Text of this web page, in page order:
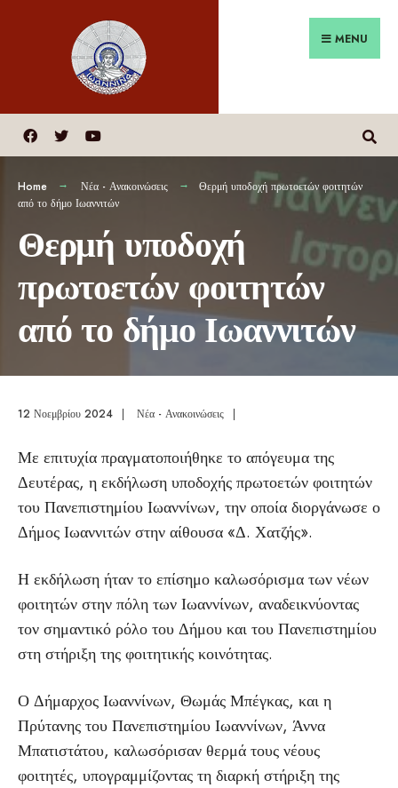
MENU
Home Νέα - Ανακοινώσεις
Θερμή υποδοχή πρωτοετών φοιτητών
από το δήμο Ιωαννιτών
Θερμή υποδοχή
πρωτοετών φοιτητών
από το δήμο Ιωαννιτών
12 Νοεμβρίου 2024 | Νέα - Ανακοινώσεις |
Με επιτυχία πραγματοποιήθηκε το απόγευμα της
Δευτέρας, η εκδήλωση υποδοχής πρωτοετών φοιτητών
του Πανεπιστημίου Ιωαννίνων, την οποία διοργάνωσε ο
Δήμος Ιωαννιτών στην αίθουσα «Δ. Χατζής».
Η εκδήλωση ήταν το επίσημο καλωσόρισμα των νέων
φοιτητών στην πόλη των Ιωαννίνων, αναδεικνύοντας
τον σημαντικό ρόλο του Δήμου και του Πανεπιστημίου
στη στήριξη της φοιτητικής κοινότητας.
Ο Δήμαρχος Ιωαννίνων, Θωμάς Μπέγκας, και η
Πρύτανης του Πανεπιστημίου Ιωαννίνων, Άννα
Μπατιστάτου, καλωσόρισαν θερμά τους νέους
φοιτητές, υπογραμμίζοντας τη διαρκή στήριξη της